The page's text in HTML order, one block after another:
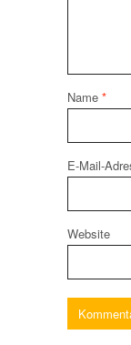
Name *
E-Mail-
Website